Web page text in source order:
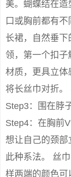
美。蝴蝶结在
口或胸前都有
长裙，自然垂
领，第一个扣
材质，更具立体
将长丝巾对折。
Step3：围在脖
Step4：在胸前
想让自己的颈部
此种系法。 丝
样两端的颜色